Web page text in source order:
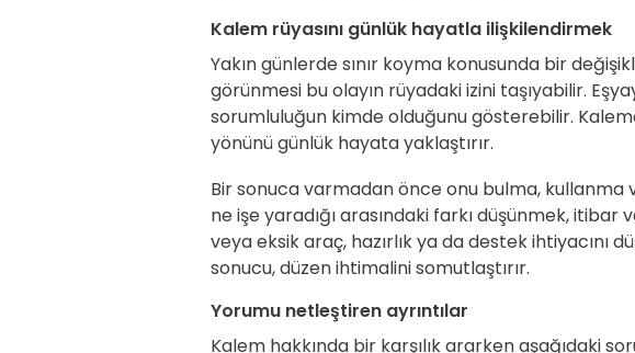
Kalem rüyasını günlük hayatla ilişkilendirmek
Yakın günlerde sınır koyma konusunda bir
görünmesi bu olayın rüyadaki izini taşıyabilir.
sorumluluğun kimde olduğunu gösterebilir.
yönünü günlük hayata yaklaştırır.
Bir sonuca varmadan önce onu bulma, kullanma
ne işe yaradığı arasındaki farkı düşünmek, itibar
veya eksik araç, hazırlık ya da destek ihtiyacını
sonucu, düzen ihtimalini somutlaştırır.
Yorumu netleştiren ayrıntılar
Kalem hakkında bir karşılık ararken aşağıdaki